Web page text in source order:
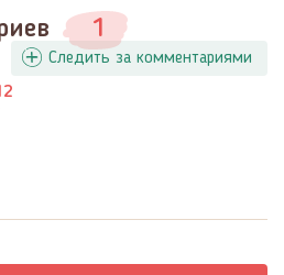
1
Следить за комментариями